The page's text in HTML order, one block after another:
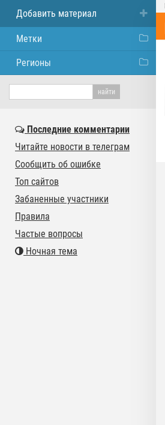
Добавить материал
Метки
Регионы
Последние комментарии
Читайте новости в телеграм
Сообщить об ошибке
Топ сайтов
Забаненные участники
Правила
Частые вопросы
Ночная тема